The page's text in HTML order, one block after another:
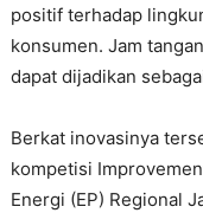
positif terhadap
konsumen. Jam
dapat dijadikan
Berkat inovasinya
kompetisi
Energi (EP) Regional